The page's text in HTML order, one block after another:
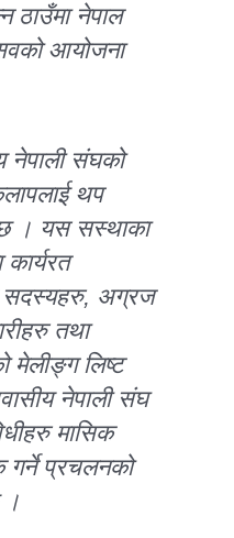
ठाउँमा नेपाल
आयोजना
नेपाली संघको
थप
छ । यस सस्थाका
कार्यरत
सदस्यहरु, अग्रज
तथा
मेलीङ्ग लिष्ट
नेपाली संघ
मासिक
गर्ने प्रचलनको
।